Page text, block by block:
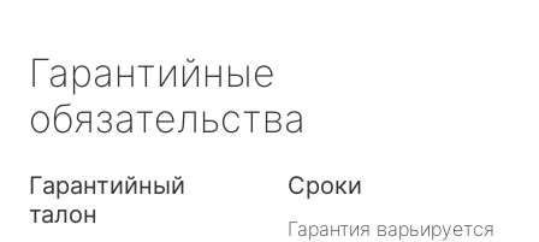
Гарантийные
обязательства
Гарантийный
талон
Сроки
Гарантия варьируется